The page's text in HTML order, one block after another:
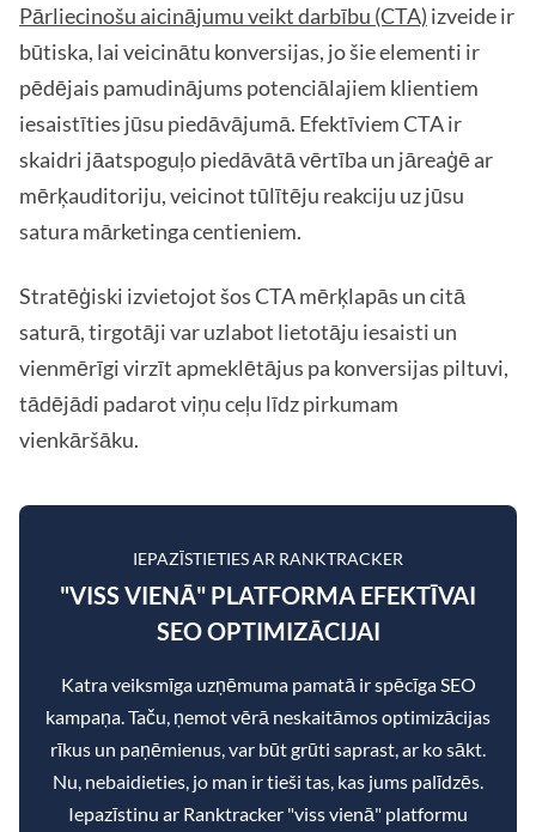
Pārliecinošu aicinājumu veikt darbību (CTA) izveide ir
būtiska, lai veicinātu konversijas, jo šie elementi ir
pēdējais pamudinājums potenciālajiem klientiem
iesaistīties jūsu piedāvājumā. Efektīviem CTA ir
skaidri jāatspoguļo piedāvātā vērtība un jāreaģē ar
mērķauditoriju, veicinot tūlītēju reakciju uz jūsu
satura mārketinga centieniem.
Stratēģiski izvietojot šos CTA mērķlapās un citā
saturā, tirgotāji var uzlabot lietotāju iesaisti un
vienmērīgi virzīt apmeklētājus pa konversijas piltuvi,
tādējādi padarot viņu ceļu līdz pirkumam
vienkāršāku.
IEPAZĪSTIETIES AR RANKTRACKER
"VISS VIENĀ" PLATFORMA EFEKTĪVAI
SEO OPTIMIZĀCIJAI
Katra veiksmīga uzņēmuma pamatā ir spēcīga SEO
kampaņa. Taču, ņemot vērā neskaitāmos optimizācijas
rīkus un paņēmienus, var būt grūti saprast, ar ko sākt.
Nu, nebaidieties, jo man ir tieši tas, kas jums palīdzēs.
Iepazīstinu ar Ranktracker "viss vienā" platformu